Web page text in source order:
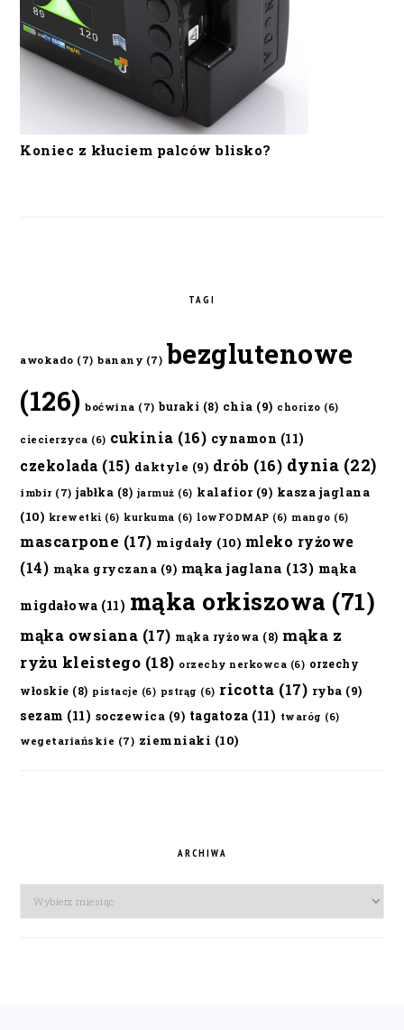
Koniec z kłuciem palców blisko?
TAGI
awokado (7) banany (7) bezglutenowe
(126) boćwina (7) buraki (8) chia (9) chorizo (6)
ciecierzyca (6) cukinia (16) cynamon (11)
czekolada (15) daktyle (9) drób (16) dynia (22)
imbir (7) jabłka (8) jarmuż (6) kalafior(9) kasza jaglana
(10) krewetki (6) kurkuma (6) lowFODMAP (6) mango (6)
mascarpone (17) migdały (10) mleko ryżowe
(14) mąka gryczana (9) mąka jaglana (13) mąka
migdałowa (11) mąka orkiszowa (71)
mąka owsiana (17) mąka ryżowa (8) mąka z
ryżu kleistego (18) orzechy nerkowca (6) orzechy
włoskie (8) pistacje (6) pstrąg (6) ricotta (17) ryba (9)
sezam (11) soczewica (9) tagatoza (11) twaróg (6)
wegetariańskie (7) ziemniaki (10)
ARCHIWA
Archiwa